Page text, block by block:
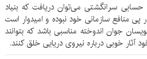
حسابی سرانگشتی می‌توان دریافت که بنیاد
پی منافع سازمانی خود نبوده و امیدوار است
جوان اندوخته مناسبی باشد که بتوانند
آثار خوبی درباره نیروی دریایی خلق کنند.